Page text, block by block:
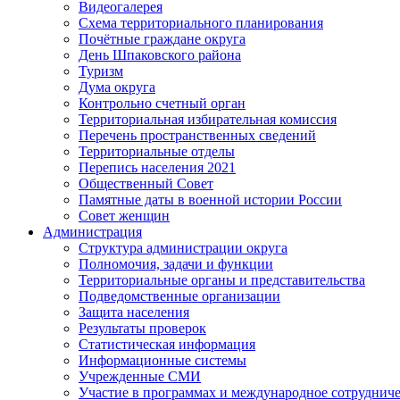
Видеогалерея
Схема территориального планирования
Почётные граждане округа
День Шпаковского района
Туризм
Дума округа
Контрольно счетный орган
Территориальная избирательная комиссия
Перечень пространственных сведений
Территориальные отделы
Перепись населения 2021
Общественный Совет
Памятные даты в военной истории России
Совет женщин
Администрация
Структура администрации округа
Полномочия, задачи и функции
Территориальные органы и представительства
Подведомственные организации
Защита населения
Результаты проверок
Статистическая информация
Информационные системы
Учрежденные СМИ
Участие в программах и международное